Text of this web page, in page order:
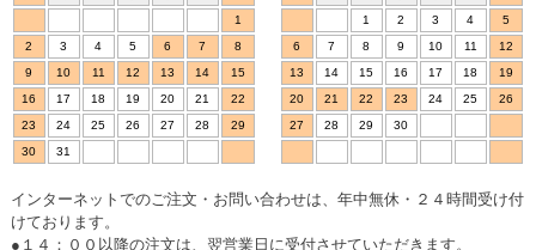
1
2
3 4 5 6 7
8
9
10 11 12 13 14
15
16
17 18 19 20 21
22
23
24 25 26 27 28
29
30
31
1
2 3 4
5
6
7 8 9 10 11
12
13
14 15 16 17 18
19
20
21 22 23 24 25
26
27
28 29 30
インターネットでのご注文・お問い合わせは、年中無休・２４時間受け付
けております。
●１４：００以降の注文は、翌営業日に受付させていただきます。